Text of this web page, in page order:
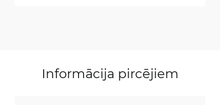
Informācija pircējiem